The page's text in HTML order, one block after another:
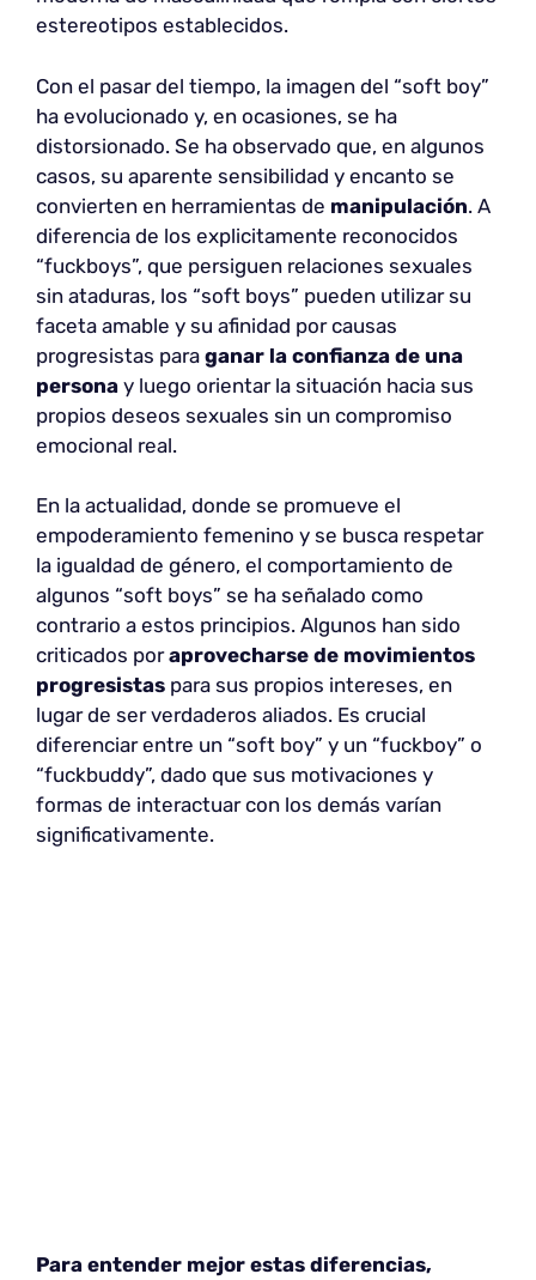
estereotipos establecidos.
Con el pasar del tiempo, la imagen del “soft boy”
ha evolucionado y, en ocasiones, se ha
distorsionado. Se ha observado que, en algunos
casos, su aparente sensibilidad y encanto se
convierten en herramientas de manipulación. A
diferencia de los explicitamente reconocidos
“fuckboys”, que persiguen relaciones sexuales
sin ataduras, los “soft boys” pueden utilizar su
faceta amable y su afinidad por causas
progresistas para ganar la confianza de una
persona y luego orientar la situación hacia sus
propios deseos sexuales sin un compromiso
emocional real.
En la actualidad, donde se promueve el
empoderamiento femenino y se busca respetar
la igualdad de género, el comportamiento de
algunos “soft boys” se ha señalado como
contrario a estos principios. Algunos han sido
criticados poraprovecharse de movimientos
progresistas para sus propios intereses, en
lugar de ser verdaderos aliados. Es crucial
diferenciar entre un “soft boy” y un “fuckboy” o
“fuckbuddy”, dado que sus motivaciones y
formas de interactuar con los demás varían
significativamente.
Para entender mejor estas diferencias,